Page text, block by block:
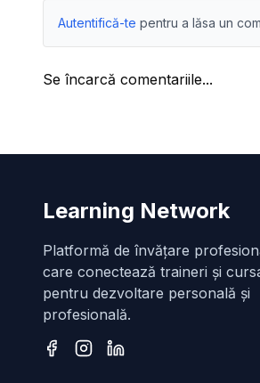
Autentifică-te pentru a lăsa un
Se încarcă comentariile...
Learning Network
Platformă de învățare
care conectează traineri și
pentru dezvoltare personală și
profesională.